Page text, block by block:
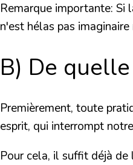
Remarque importante: Si
n'est hélas pas
B) De
Premièrement, toute
esprit, qui interrompt
Pour cela, il suffit déjà